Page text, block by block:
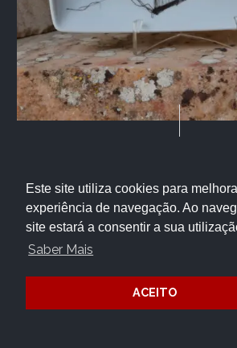
Este site utiliza cookies para
experiência de navegação. Ao
site estará a consentir a sua
Saber Mais
ACEITO
Bandeja Museu do Côa
MC